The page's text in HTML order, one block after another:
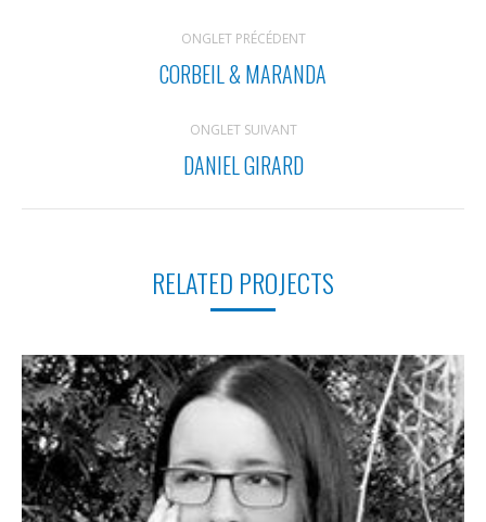
COMMENTAIRE
ONGLET PRÉCÉDENT
Onglet
CORBEIL & MARANDA
ONGLET SUIVANT
Projets
DANIEL GIRARD
RELATED PROJECTS